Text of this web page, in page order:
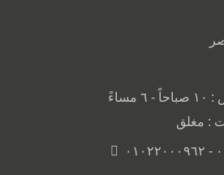
: مغلق